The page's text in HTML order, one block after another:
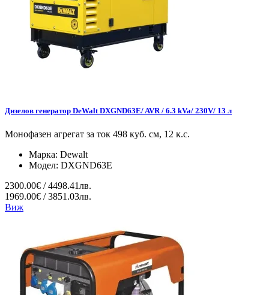
Дизелов генератор DeWalt DXGND63E/ AVR / 6.3 kVa/ 230V/ 13 л
Монофазен агрегат за ток 498 куб. см, 12 к.с.
Марка: Dewalt
Модел: DXGND63E
2300.00€ / 4498.41лв.
1969.00€ / 3851.03лв.
Виж